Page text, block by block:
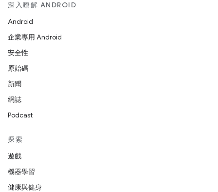
深入瞭解 ANDROID
Android
企業專用 Android
安全性
原始碼
新聞
網誌
Podcast
探索
遊戲
機器學習
健康與健身